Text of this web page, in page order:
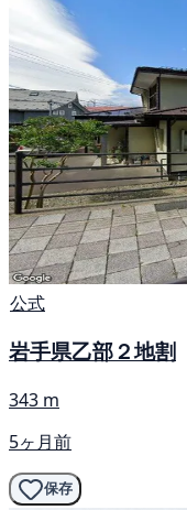
公式
岩手県乙部２地割
343 m
5ヶ月前
保存